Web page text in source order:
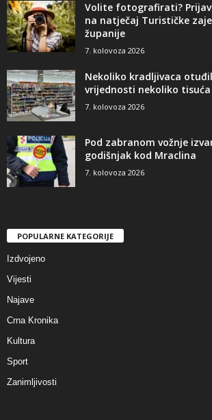
Volite fotografirati?
na natječaj Turističke
županije
7. kolovoza 2026
Nekoliko kradljivaca
vrijednosti nekoliko
7. kolovoza 2026
Pod zabranom vožnje
godišnjak kod Mraclina
7. kolovoza 2026
POPULARNE KATEGORIJE
Izdvojeno
Vijesti
Najave
Crna Kronika
Kultura
Sport
Zanimljivosti